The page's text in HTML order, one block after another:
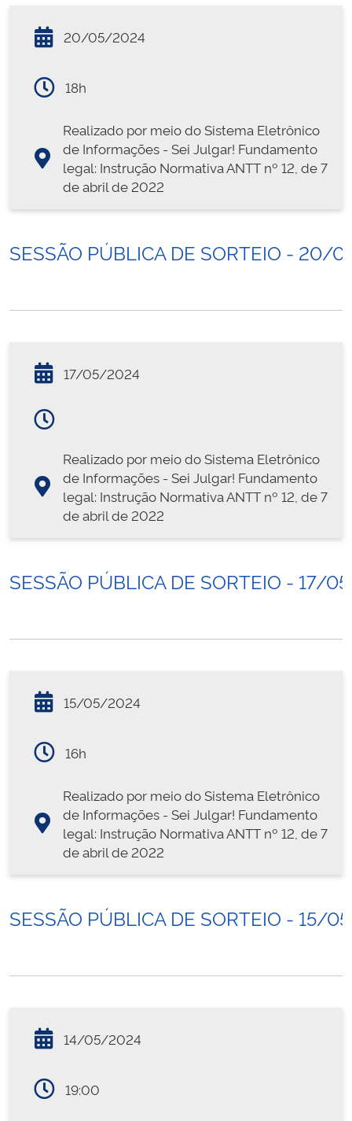
20/05/2024
18h
Realizado por meio do Sistema Eletrônico
de Informações - Sei Julgar! Fundamento
legal: Instrução Normativa ANTT nº 12, de 7
de abril de 2022
SESSÃO PÚBLICA DE SORTEIO - 20/
17/05/2024
Realizado por meio do Sistema Eletrônico
de Informações - Sei Julgar! Fundamento
legal: Instrução Normativa ANTT nº 12, de 7
de abril de 2022
SESSÃO PÚBLICA DE SORTEIO - 17/
15/05/2024
16h
Realizado por meio do Sistema Eletrônico
de Informações - Sei Julgar! Fundamento
legal: Instrução Normativa ANTT nº 12, de 7
de abril de 2022
SESSÃO PÚBLICA DE SORTEIO - 15/
14/05/2024
19:00